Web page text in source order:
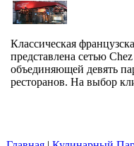
Классическая
представлена сетью
объединяющей девять
ресторанов. На выбор